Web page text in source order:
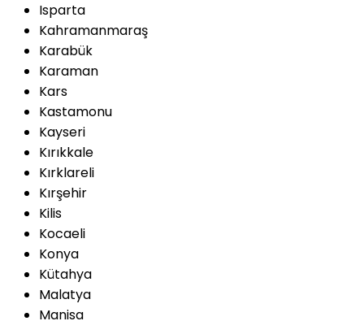
Isparta
Kahramanmaraş
Karabük
Karaman
Kars
Kastamonu
Kayseri
Kırıkkale
Kırklareli
Kırşehir
Kilis
Kocaeli
Konya
Kütahya
Malatya
Manisa